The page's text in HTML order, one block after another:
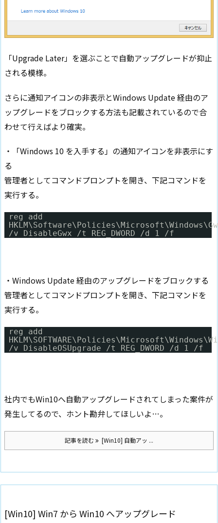
「Upgrade Later」を選ぶことで自動アップグレードが抑止
される模様。
さらに通知アイコンの非表示とWindows Update 経由のア
ップグレードをブロックする方法も記載されているので合
わせて行えばより確実。
・「Windows 10 を入手する」の通知アイコンを非表示にす
る
管理者としてコマンドプロンプトを開き、下記コマンドを
実行する。
reg add
/v DisableGwx /t REG_DWORD /d 1 /f
・Windows Update 経由のアップグレードをブロックする
管理者としてコマンドプロンプトを開き、下記コマンドを
実行する。
reg add
/v DisableOSUpgrade /t REG_DWORD /d 1 /f
社内でもWin10へ自動アップグレードされてしまった案件が
発生してるので、ホント勘弁してほしいよ…。
記事を読む [Win10] 自動アッ ...
[Win10] Win7 から Win10 へアップグレード